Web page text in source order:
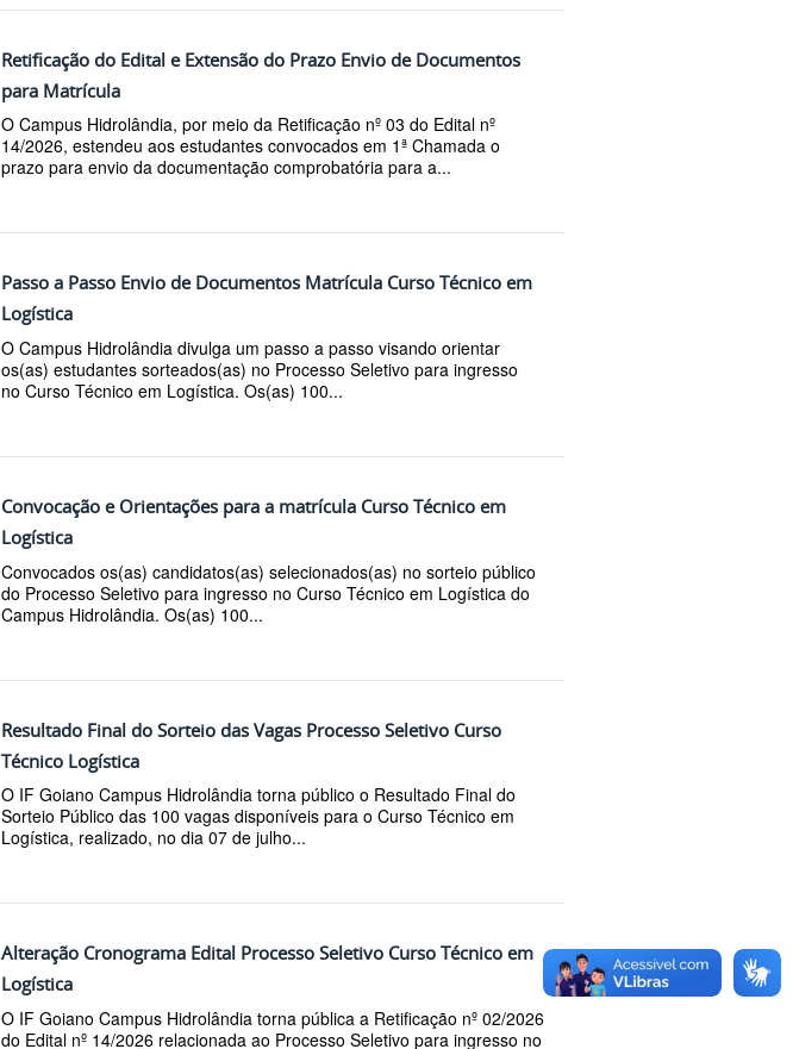
Retificação do Edital e Extensão do Prazo Envio de Documentos
para Matrícula
O Campus Hidrolândia, por meio da Retificação nº 03 do Edital nº
14/2026, estendeu aos estudantes convocados em 1ª Chamada o
prazo para envio da documentação comprobatória para a...
Passo a Passo Envio de Documentos Matrícula Curso Técnico em
Logística
O Campus Hidrolândia divulga um passo a passo visando orientar
os(as) estudantes sorteados(as) no Processo Seletivo para ingresso
no Curso Técnico em Logística. Os(as) 100...
Convocação e Orientações para a matrícula Curso Técnico em
Logística
Convocados os(as) candidatos(as) selecionados(as) no sorteio público
do Processo Seletivo para ingresso no Curso Técnico em Logística do
Campus Hidrolândia. Os(as) 100...
Resultado Final do Sorteio das Vagas Processo Seletivo Curso
Técnico Logística
O IF Goiano Campus Hidrolândia torna público o Resultado Final do
Sorteio Público das 100 vagas disponíveis para o Curso Técnico em
Logística, realizado, no dia 07 de julho...
Alteração Cronograma Edital Processo Seletivo Curso Técnico em
Logística
O IF Goiano Campus Hidrolândia torna pública a Retificação nº 02/2026
do Edital nº 14/2026 relacionada ao Processo Seletivo para ingresso no